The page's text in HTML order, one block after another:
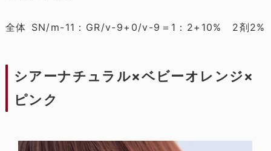
全体 SN/m-11：GR/v-9+0/v-9＝1：2+10% 2剤2%
シアーナチュラル×ベビーオレンジ×
ピンク